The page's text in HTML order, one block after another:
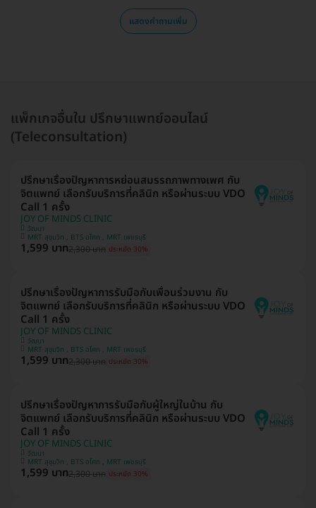
แสดงคำถามเพิ่ม
แพ็กเกจอื่นใน ปรึกษาแพทย์ออนไลน์
(Teleconsultation)
ปรึกษาเรื่องปัญหาการหย่อนสมรรถภาพทางเพศ กับ
จิตแพทย์ เลือกรับบริการที่คลินิก หรือผ่านระบบ VDO
Call 1 ครั้ง
JOY OF MINDS CLINIC
วัฒนา
MRT สุขุมวิท , BTS อโศก , MRT เพชรบุรี
1,599 บาท2,300 บาท ประหยัด 30%
ปรึกษาเรื่องปัญหาการรับมือกับเพื่อนร่วมงาน กับ
จิตแพทย์ เลือกรับบริการที่คลินิก หรือผ่านระบบ VDO
Call 1 ครั้ง
JOY OF MINDS CLINIC
วัฒนา
MRT สุขุมวิท , BTS อโศก , MRT เพชรบุรี
1,599 บาท2,300 บาท ประหยัด 30%
ปรึกษาเรื่องปัญหาการรับมือกับผู้ใหญ่ในบ้าน กับ
จิตแพทย์ เลือกรับบริการที่คลินิก หรือผ่านระบบ VDO
Call 1 ครั้ง
JOY OF MINDS CLINIC
วัฒนา
MRT สุขุมวิท , BTS อโศก , MRT เพชรบุรี
1,599 บาท2,300 บาท ประหยัด 30%